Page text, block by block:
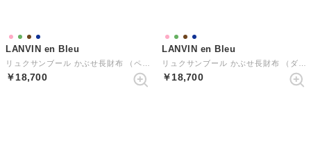
LANVIN en Bleu
￥18,700
LANVIN en Bleu
￥18,700